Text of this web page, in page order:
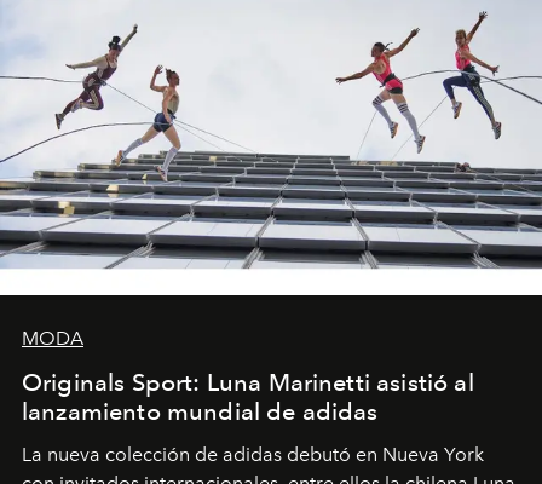
MODA
Originals Sport: Luna Marinetti asistió al
lanzamiento mundial de adidas
La nueva colección de adidas debutó en Nueva York